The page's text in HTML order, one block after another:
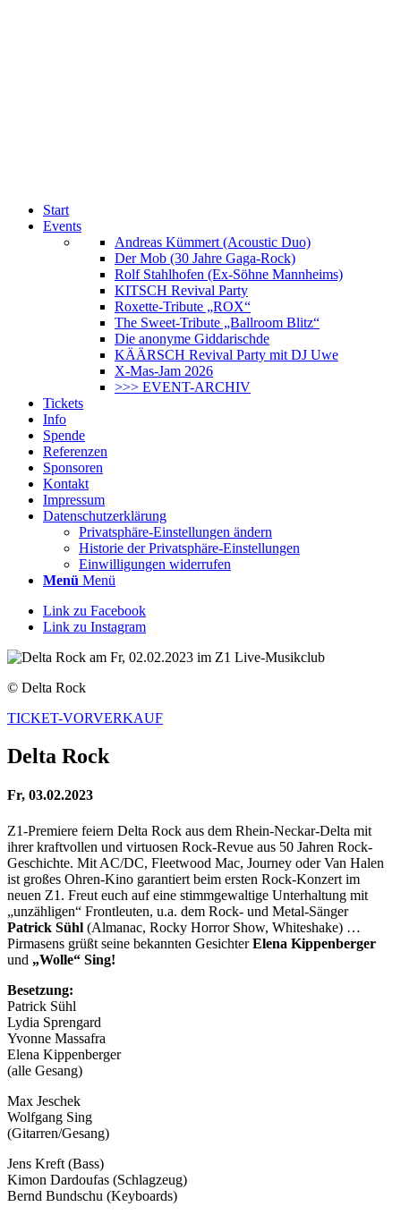
Start
Events
Andreas Kümmert (Acoustic Duo)
Der Mob (30 Jahre Gaga-Rock)
Rolf Stahlhofen (Ex-Söhne Mannheims)
KITSCH Revival Party
Roxette-Tribute „ROX“
The Sweet-Tribute „Ballroom Blitz“
Die anonyme Giddarischde
KÄÄRSCH Revival Party mit DJ Uwe
X-Mas-Jam 2026
>>> EVENT-ARCHIV
Tickets
Info
Spende
Referenzen
Sponsoren
Kontakt
Impressum
Datenschutzerklärung
Privatsphäre-Einstellungen ändern
Historie der Privatsphäre-Einstellungen
Einwilligungen widerrufen
Menü Menü
Link zu Facebook
Link zu Instagram
© Delta Rock
TICKET-VORVERKAUF
Delta Rock
Fr, 03.02.2023
Z1-Premiere feiern Delta Rock aus dem Rhein-Neckar-Delta mit
ihrer kraftvollen und virtuosen Rock-Revue aus 50 Jahren Rock-
Geschichte. Mit AC/DC, Fleetwood Mac, Journey oder Van Halen
ist großes Ohren-Kino garantiert beim ersten Rock-Konzert im
neuen Z1. Freut euch auf eine stimmgewaltige Unterhaltung mit
„unzähligen“ Frontleuten, u.a. dem Rock- und Metal-Sänger
Patrick Sühl (Almanac, Rocky Horror Show, Whiteshake) …
Pirmasens grüßt seine bekannten GesichterElena Kippenberger
und „Wolle“ Sing!
Besetzung:
Patrick Sühl
Lydia Sprengard
Yvonne Massafra
Elena Kippenberger
(alle Gesang)
Max Jeschek
Wolfgang Sing
(Gitarren/Gesang)
Jens Kreft (Bass)
Kimon Dardoufas (Schlagzeug)
Bernd Bundschu (Keyboards)